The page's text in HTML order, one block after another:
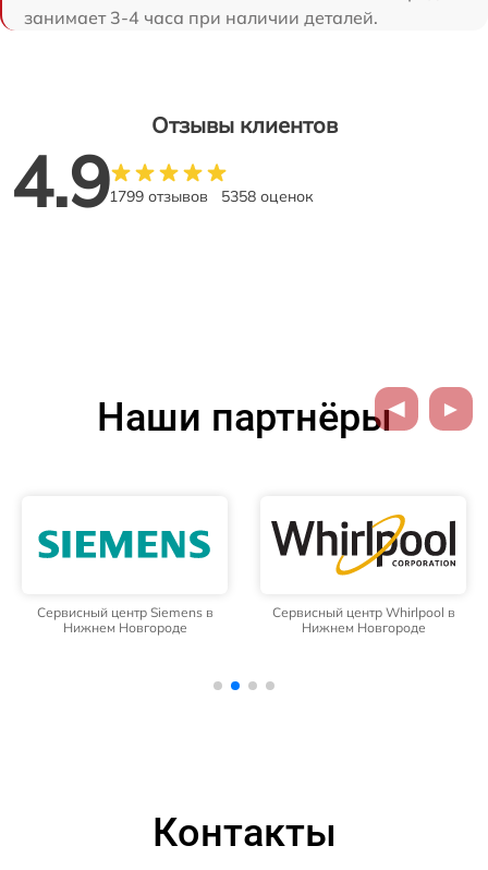
занимает 3-4 часа при наличии деталей.
Отзывы клиентов
4.91799 отзывов 5358 оценок
Наши партнёры
Сервисный центр Siemens в
Нижнем Новгороде
Сервисный центр Whirlpool в
Нижнем Новгороде
Контакты